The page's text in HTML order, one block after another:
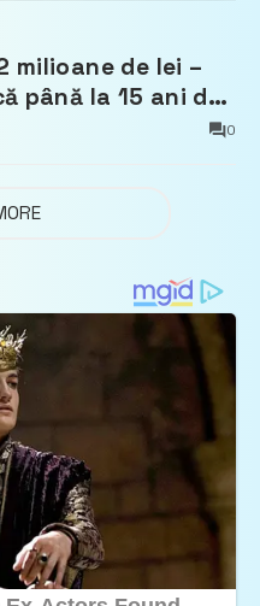
milioane de lei –
până la 15 ani de
0